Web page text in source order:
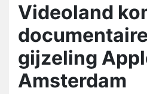
Videoland
gijzeling
Amsterdam